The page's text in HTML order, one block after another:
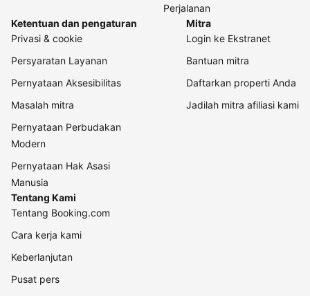
Perjalanan
Ketentuan dan pengaturan
Privasi & cookie
Persyaratan Layanan
Pernyataan Aksesibilitas
Masalah mitra
Pernyataan Perbudakan
Modern
Pernyataan Hak Asasi
Manusia
Mitra
Login ke Ekstranet
Bantuan mitra
Daftarkan properti Anda
Jadilah mitra afiliasi kami
Tentang Kami
Tentang Booking.com
Cara kerja kami
Keberlanjutan
Pusat pers